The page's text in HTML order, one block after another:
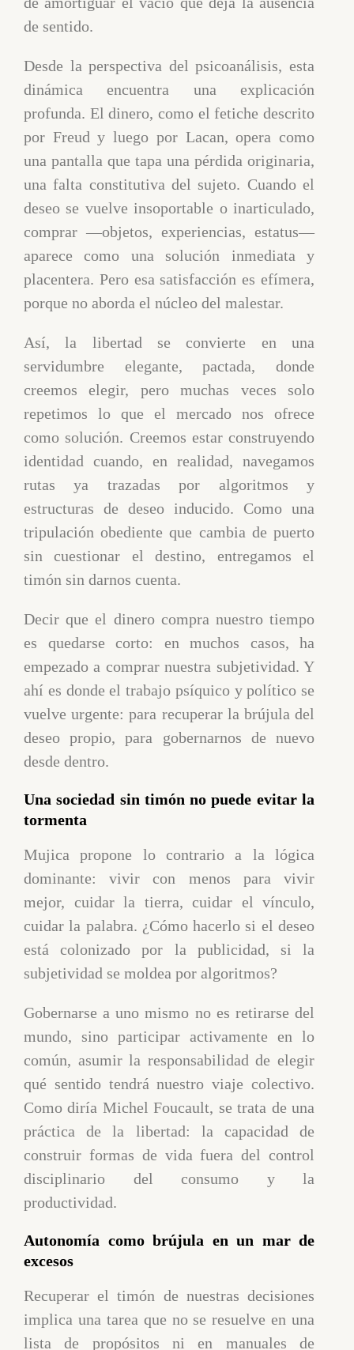
de sentido.
Desde la perspectiva del psicoanálisis, esta
dinámica encuentra una explicación
profunda. El dinero, como el fetiche descrito
por Freud y luego por Lacan, opera como
una pantalla que tapa una pérdida originaria,
una falta constitutiva del sujeto. Cuando el
deseo se vuelve insoportable o inarticulado,
comprar —objetos, experiencias, estatus—
aparece como una solución inmediata y
placentera. Pero esa satisfacción es efímera,
porque no aborda el núcleo del malestar.
Así, la libertad se convierte en una
servidumbre elegante, pactada, donde
creemos elegir, pero muchas veces solo
repetimos lo que el mercado nos ofrece
como solución. Creemos estar construyendo
identidad cuando, en realidad, navegamos
rutas ya trazadas por algoritmos y
estructuras de deseo inducido. Como una
tripulación obediente que cambia de puerto
sin cuestionar el destino, entregamos el
timón sin darnos cuenta.
Decir que el dinero compra nuestro tiempo
es quedarse corto: en muchos casos, ha
empezado a comprar nuestra subjetividad. Y
ahí es donde el trabajo psíquico y político se
vuelve urgente: para recuperar la brújula del
deseo propio, para gobernarnos de nuevo
desde dentro.
Una sociedad sin timón no puede evitar la
tormenta
Mujica propone lo contrario a la lógica
dominante: vivir con menos para vivir
mejor, cuidar la tierra, cuidar el vínculo,
cuidar la palabra. ¿Cómo hacerlo si el deseo
está colonizado por la publicidad, si la
subjetividad se moldea por algoritmos?
Gobernarse a uno mismo no es retirarse del
mundo, sino participar activamente en lo
común, asumir la responsabilidad de elegir
qué sentido tendrá nuestro viaje colectivo.
Como diría Michel Foucault, se trata de una
práctica de la libertad: la capacidad de
construir formas de vida fuera del control
disciplinario del consumo y la
productividad.
Autonomía como brújula en un mar de
excesos
Recuperar el timón de nuestras decisiones
implica una tarea que no se resuelve en una
lista de propósitos ni en manuales de